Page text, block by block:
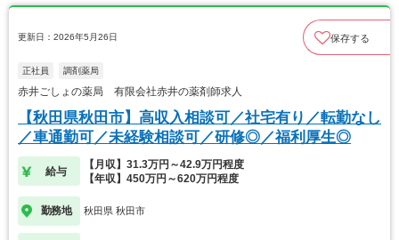
更新日：2026年5月26日 保存する
正社員 調剤薬局
赤井ごしょの薬局 有限会社赤井の薬剤師求人
【秋田県秋田市】高収入相談可／社宅有り／転勤なし
／車通勤可／未経験相談可／研修◎／福利厚生◎
給与
【月収】31.3万円～42.9万円程度
【年収】450万円～620万円程度
勤務地 秋田県 秋田市